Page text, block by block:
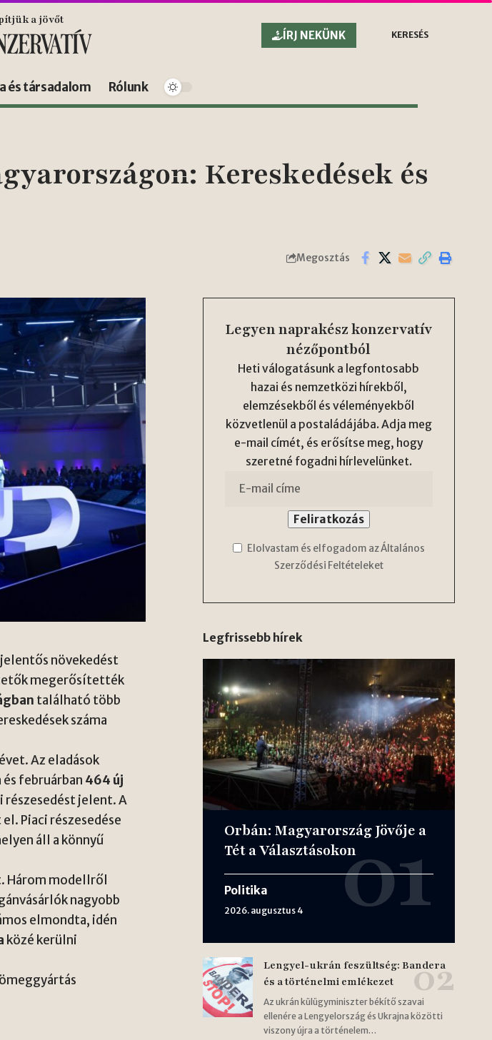
a jövőt
ÍRJ NEKÜNK
KERESÉS
és társadalom Rólunk
Kereskedések és
Megosztás
növekedést
megerősítették
található több
száma
Az eladások
februárban 464 új
részesedést jelent. A
Piaci részesedése
áll a könnyű
Három modellről
nagyobb
elmondta, idén
közé kerülni
Legyen naprakész konzervatív
nézőpontból
Heti válogatásunk a legfontosabb
hazai és nemzetközi hírekből,
elemzésekből és véleményekből
közvetlenül a postaládájába. Adja meg
e-mail címét, és erősítse meg, hogy
szeretné fogadni hírlevelünket.
Elolvastam és elfogadom az Általános
Szerződési Feltételeket
Legfrissebb hírek
Orbán: Magyarország Jövője a
Tét a Választásokon
Politika
2026. augusztus 4
Lengyel-ukrán feszültség: Bandera
és a történelmi emlékezet
Az ukrán külügyminiszter békítő szavai
ellenére a Lengyelország és Ukrajna közötti
viszony újra a történelem…